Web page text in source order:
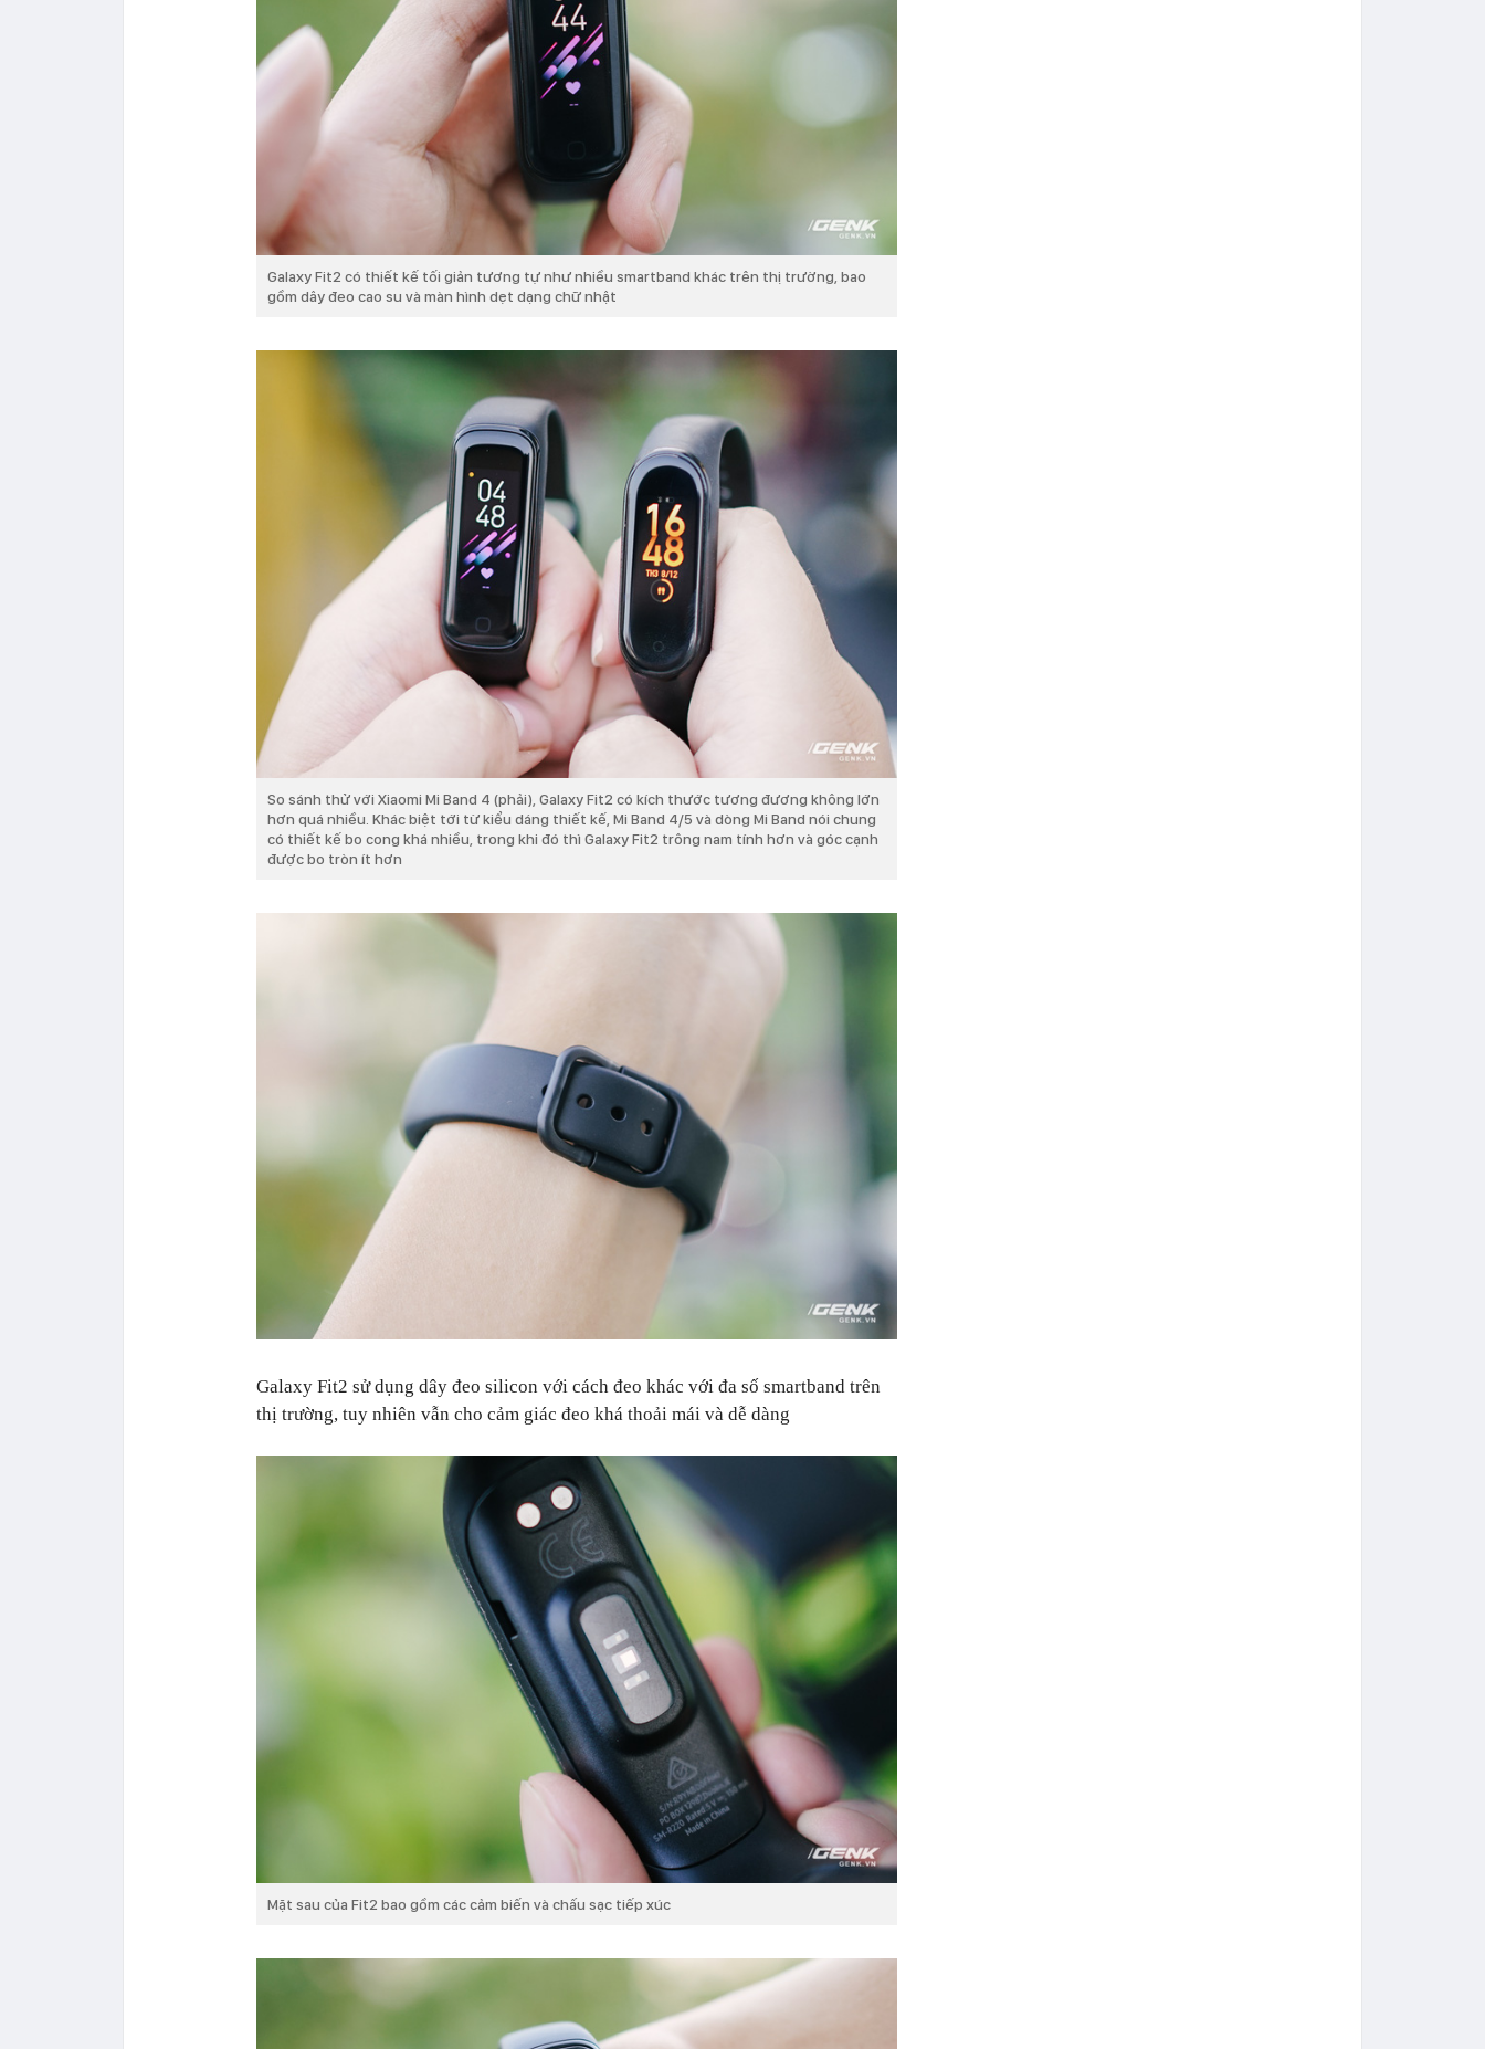
Galaxy Fit2 có thiết kế tối giản tương tự như nhiều smartband khác trên thị trường, bao
gồm dây đeo cao su và màn hình dẹt dạng chữ nhật
So sánh thử với Xiaomi Mi Band 4 (phải), Galaxy Fit2 có kích thước tương đương không lớn
hơn quá nhiều. Khác biệt tới từ kiểu dáng thiết kế, Mi Band 4/5 và dòng Mi Band nói chung
có thiết kế bo cong khá nhiều, trong khi đó thì Galaxy Fit2 trông nam tính hơn và góc cạnh
được bo tròn ít hơn
Galaxy Fit2 sử dụng dây đeo silicon với cách đeo khác với đa số smartband trên
thị trường, tuy nhiên vẫn cho cảm giác đeo khá thoải mái và dễ dàng
Mặt sau của Fit2 bao gồm các cảm biến và chấu sạc tiếp xúc